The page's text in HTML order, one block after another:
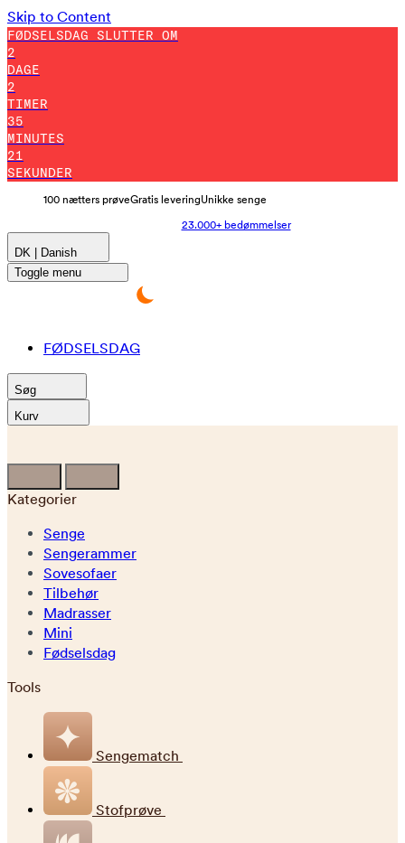
Skip to Content
FØDSELSDAG SLUTTER OM
2
DAGE
2
TIMER
35
MINUTES
9
SEKUNDER
100 nætters prøveGratis leveringUnikke senge
23.000+ bedømmelser
DK | Danish
Toggle menu
FØDSELSDAG
Søg
Kurv
Kategorier
Senge
Sengerammer
Sovesofaer
Tilbehør
Madrasser
Mini
Fødselsdag
Tools
Sengematch
Stofprøve